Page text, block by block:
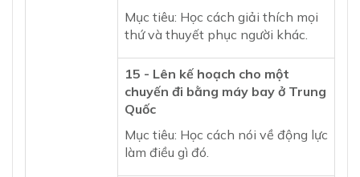
Mục tiêu: Học cách giải thích mọi
thứ và thuyết phục người khác.
15 - Lên kế hoạch cho một
chuyến đi bằng máy bay ở Trung
Quốc
Mục tiêu: Học cách nói về động lực
làm điều gì đó.